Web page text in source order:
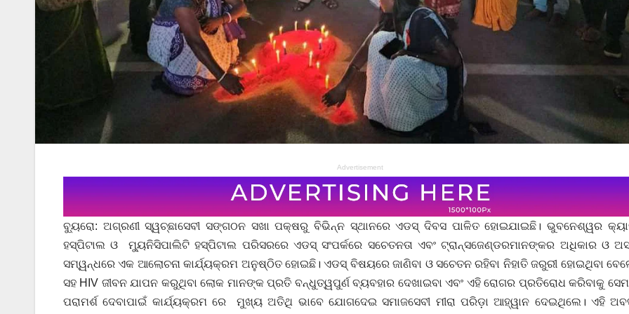
Advertisement
ବ୍ୟୁରୋ: ଅଗ୍ରଣୀ ସ୍ୱଚ୍ଛାସେବୀ ସଙ୍ଗଠନ ସଖା ପକ୍ଷରୁ ବିଭିନ୍ନ ସ୍ଥାନରେ ଏଡସ୍ ଦିବସ ପାଳିତ ହୋଇଯାଇଛି। ଭୁବନେଶ୍ୱର
ହସ୍ପିଟାଲ ଓ ମ୍ୟୁନିସିପାଲିଟି ହସ୍ପିଟାଲ ପରିସରରେ ଏଡସ୍ ସଂପର୍କରେ ସଚେତନତା ଏବଂ ଟ୍ରାନ୍ସଜେଣ୍ଡରମାନଙ୍କର ଅଧିକାର ଓ
ସମ୍ୱନ୍ଧରେ ଏକ ଆଲୋଚନା କାର୍ଯ୍ୟକ୍ରମ ଅନୁଷ୍ଠିତ ହୋଇଛି। ଏଡସ୍ ବିଷୟରେ ଜାଣିବା ଓ ସଚେତନ ରହିବା ନିହାତି ଜରୁରୀ ହୋଇଥିବା
ସହ HIV ଜୀବନ ଯାପନ କରୁଥିବା ଲୋକ ମାନଙ୍କ ପ୍ରତି ବନ୍ଧୁତ୍ୱପୁର୍ଣ ବ୍ୟବହାର ଦେଖାଇବା ଏବଂ ଏହି ରୋଗର ପ୍ରତିରୋଧ କରିବାକୁ
ପରାମର୍ଶ ଦେବାପାଇଁ କାର୍ଯ୍ୟକ୍ରମ ରେ ମୁଖ୍ୟ ଅତିଥି ଭାବେ ଯୋଗଦେଇ ସମାଜସେବୀ ମୀରା ପରିଡ଼ା ଆହ୍ୱାନ ଦେଇଥିଲେ। ଏହି